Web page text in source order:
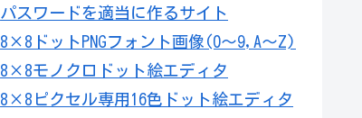
パスワードを適当に作るサイト
8×8ドットPNGフォント画像(0～9,A～Z)
8×8モノクロドット絵エディタ
8×8ピクセル専用16色ドット絵エディタ